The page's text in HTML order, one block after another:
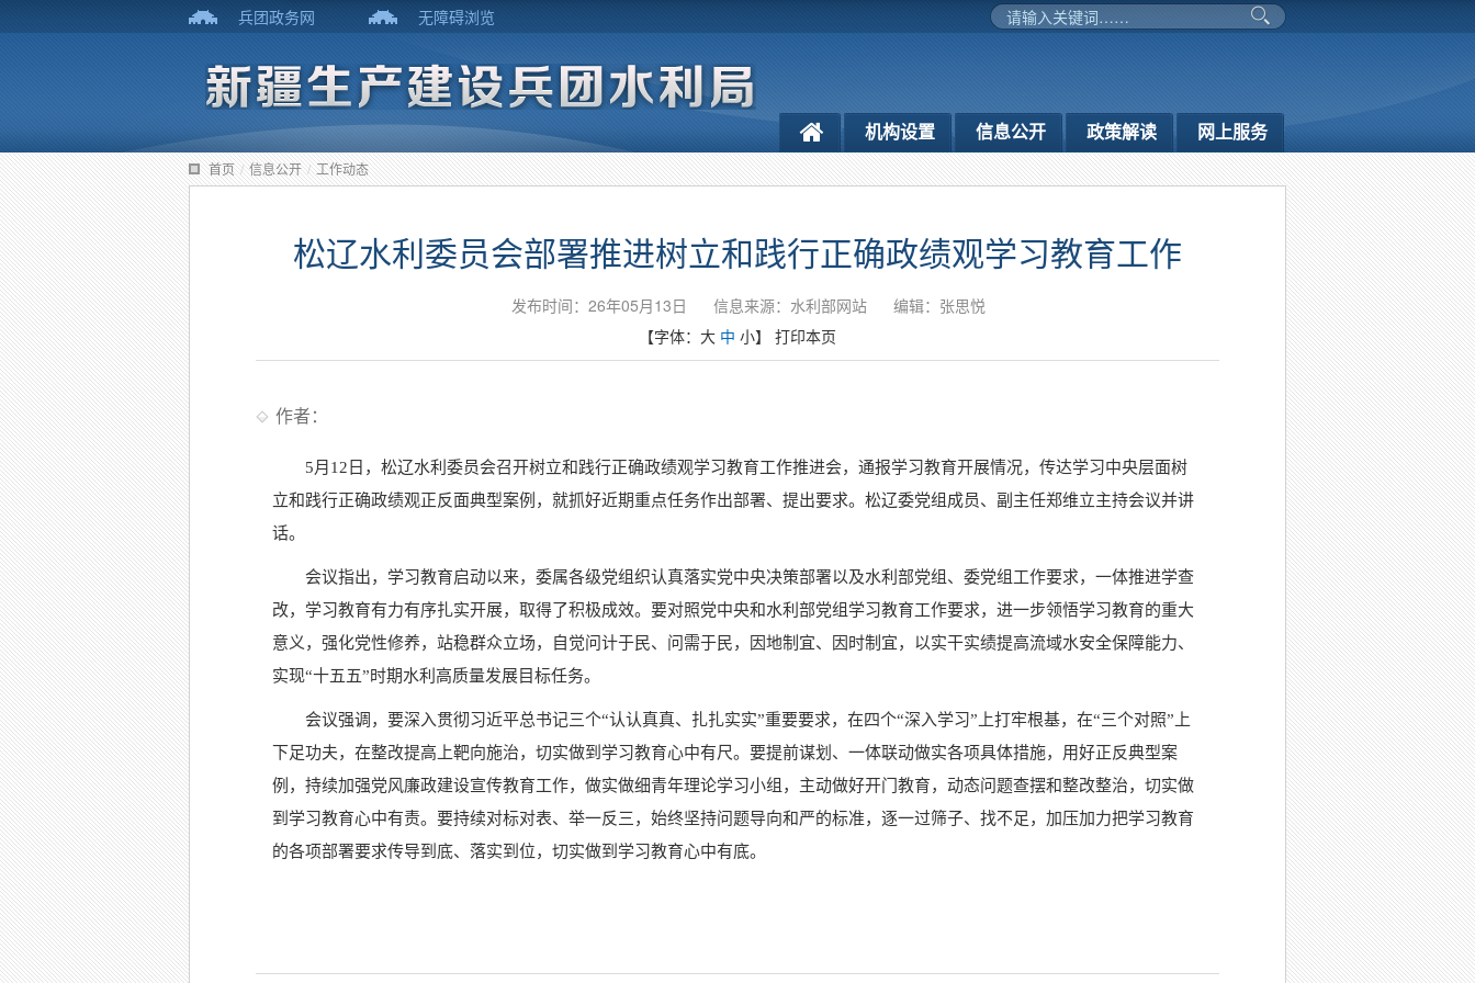
兵团政务网 无障碍浏览
机构设置 信息公开 政策解读 网上服务
首页 / 信息公开 / 工作动态
松辽水利委员会部署推进树立和践行正确政绩观学习教育工作
发布时间：26年05月13日 信息来源：水利部网站
编辑：张思悦
【字体： 大 中 小】 打印本页
作者：
5月12日，松辽水利委员会召开树立和践行正确政绩观学习教育工作推进会，通报学习教育开展情况，传达学习中央层面树
立和践行正确政绩观正反面典型案例，就抓好近期重点任务作出部署、提出要求。松辽委党组成员、副主任郑维立主持会议并讲
话。
会议指出，学习教育启动以来，委属各级党组织认真落实党中央决策部署以及水利部党组、委党组工作要求，一体推进学查
改，学习教育有力有序扎实开展，取得了积极成效。要对照党中央和水利部党组学习教育工作要求，进一步领悟学习教育的重大
意义，强化党性修养，站稳群众立场，自觉问计于民、问需于民，因地制宜、因时制宜，以实干实绩提高流域水安全保障能力、
实现“十五五”时期水利高质量发展目标任务。
会议强调，要深入贯彻习近平总书记三个“认认真真、扎扎实实”重要要求，在四个“深入学习”上打牢根基，在“三个对照”上
下足功夫，在整改提高上靶向施治，切实做到学习教育心中有尺。要提前谋划、一体联动做实各项具体措施，用好正反典型案
例，持续加强党风廉政建设宣传教育工作，做实做细青年理论学习小组，主动做好开门教育，动态问题查摆和整改整治，切实做
到学习教育心中有责。要持续对标对表、举一反三，始终坚持问题导向和严的标准，逐一过筛子、找不足，加压加力把学习教育
的各项部署要求传导到底、落实到位，切实做到学习教育心中有底。